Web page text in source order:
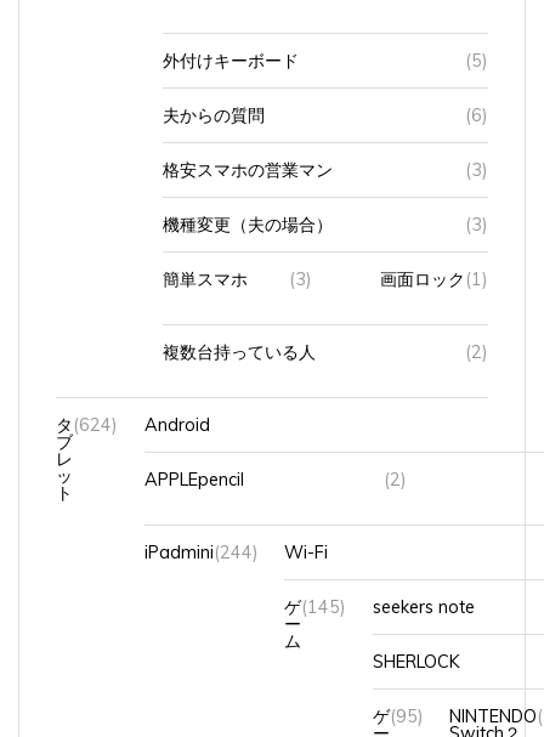
外付けキーボード (5)
夫からの質問 (6)
格安スマホの営業マン (3)
機種変更（夫の場合） (3)
簡単スマホ (3) 画面ロック (1)
複数台持っている人 (2)
タ
ブ
レ
ッ
ト
(624) Android
APPLEpencil (2)
iPadmini(244) Wi-Fi
ゲ
ー
ム
(145) seekers note
SHERLOCK
ゲ(95) NINTENDO